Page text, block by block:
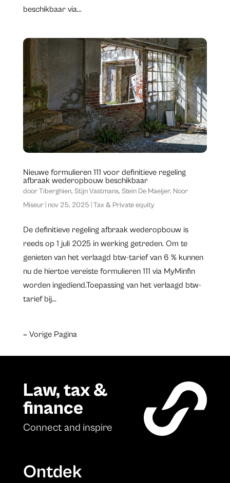
beschikbaar via...
Nieuwe formulieren 111 voor definitieve regeling
afbraak wederopbouw beschikbaar
doorTiberghien, Stijn Vastmans, Stein De Maeijer, Noor
Miseur| nov 25, 2025 Tax & Private equity
​De definitieve regeling afbraak wederopbouw is
reeds op 1 juli 2025 in werking getreden. Om te
genieten van het verlaagd btw-tarief van 6 % kunnen
nu de hiertoe vereiste formulieren 111 via MyMinfin
worden ingediend.Toepassing van het verlaagd btw-
tarief bij...
« Vorige Pagina
Law, tax &
finance
Connect and inspire
Ontdek